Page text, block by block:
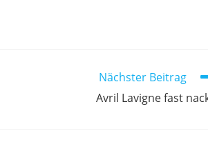
Nächster Beitrag
Avril Lavigne fast